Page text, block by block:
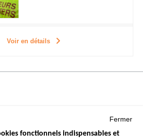
Voir en détails
Fermer
fonctionnels indispensables et